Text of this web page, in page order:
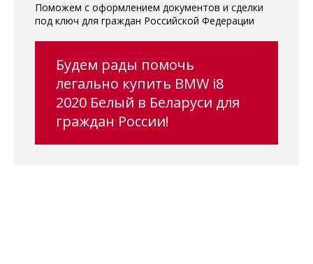
Поможем с оформлением документов и сделки
под ключ для граждан Российской Федерации
Будем рады помочь
легально купить BMW i8
2020 Белый в Беларуси для
граждан России!